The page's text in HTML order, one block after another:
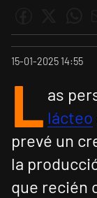
15-01-2025 14:55
L as
lácteo
prevé un
la
que recién